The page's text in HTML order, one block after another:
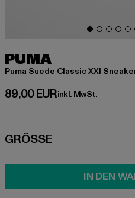
PUMA
Puma Suede Classic XXI
89,00 EUR
Derzeitiger Preis: 89,00
inkl. MwSt.
SIZE
GRÖSSE
IN DEN